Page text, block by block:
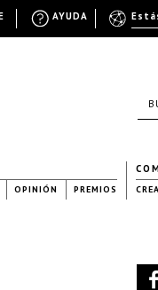
OPINIÓN PREMIOS
AYUDA